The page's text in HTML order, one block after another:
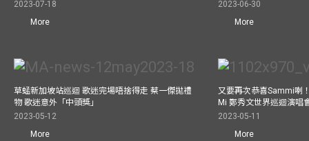
2023-07-18
More
2023-06-30
More
草蜢新加坡站巡迴 歌迷完場唔捨得走 蔡一傑拋禮
物 歌迷意外「中頭獎」
2023-05-12
More
又要再次恭喜Sammi喇
Mi 鄭秀文世界巡迴演唱
2023-05-11
More